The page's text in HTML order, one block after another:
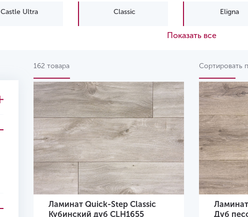
Castle Ultra Classic Eligna
Показать все
162 товара Сортировать
Ламинат Quick-Step Classic
Кубинский дуб CLH1655
Дуб